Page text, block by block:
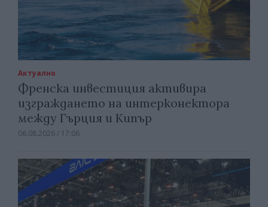
Актуално
Френска инвестиция активира
изграждането на интерконектора
между Гърция и Кипър
06.08.2026 / 17:06